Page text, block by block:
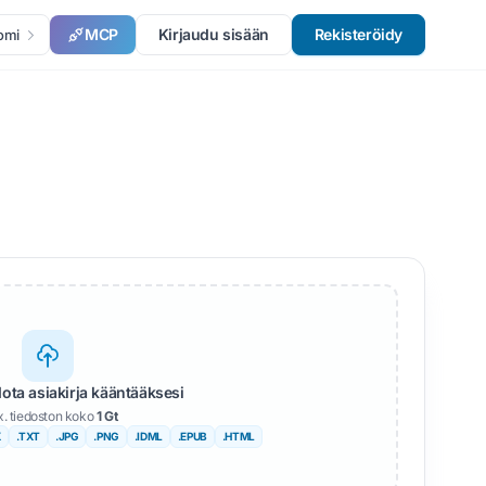
MCP Kirjaudu sisään Rekisteröidy
asiakirja kääntääksesi
tiedoston koko1 Gt
.TXT .JPG .PNG .IDML .EPUB .HTML